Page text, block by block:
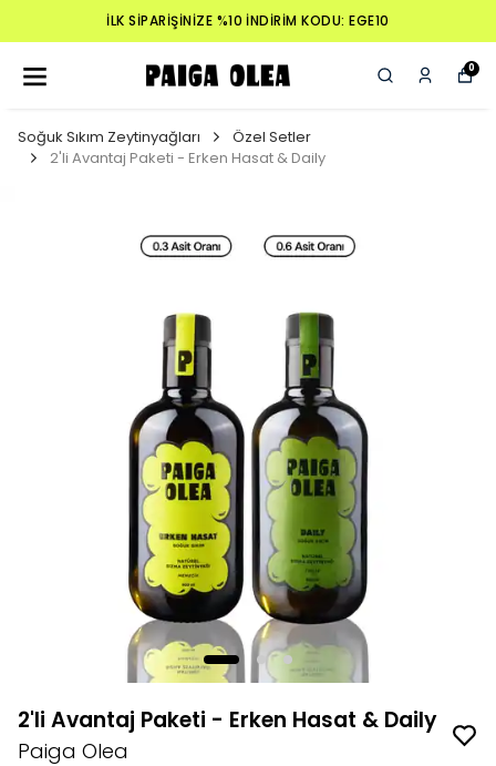
İLK SİPARİŞİNİZE %10 İNDİRİM KODU: EGE10
0
Soğuk Sıkım Zeytinyağları
Özel Setler
2'li Avantaj Paketi - Erken Hasat & Daily
2'li Avantaj Paketi - Erken Hasat & Daily
Paiga Olea